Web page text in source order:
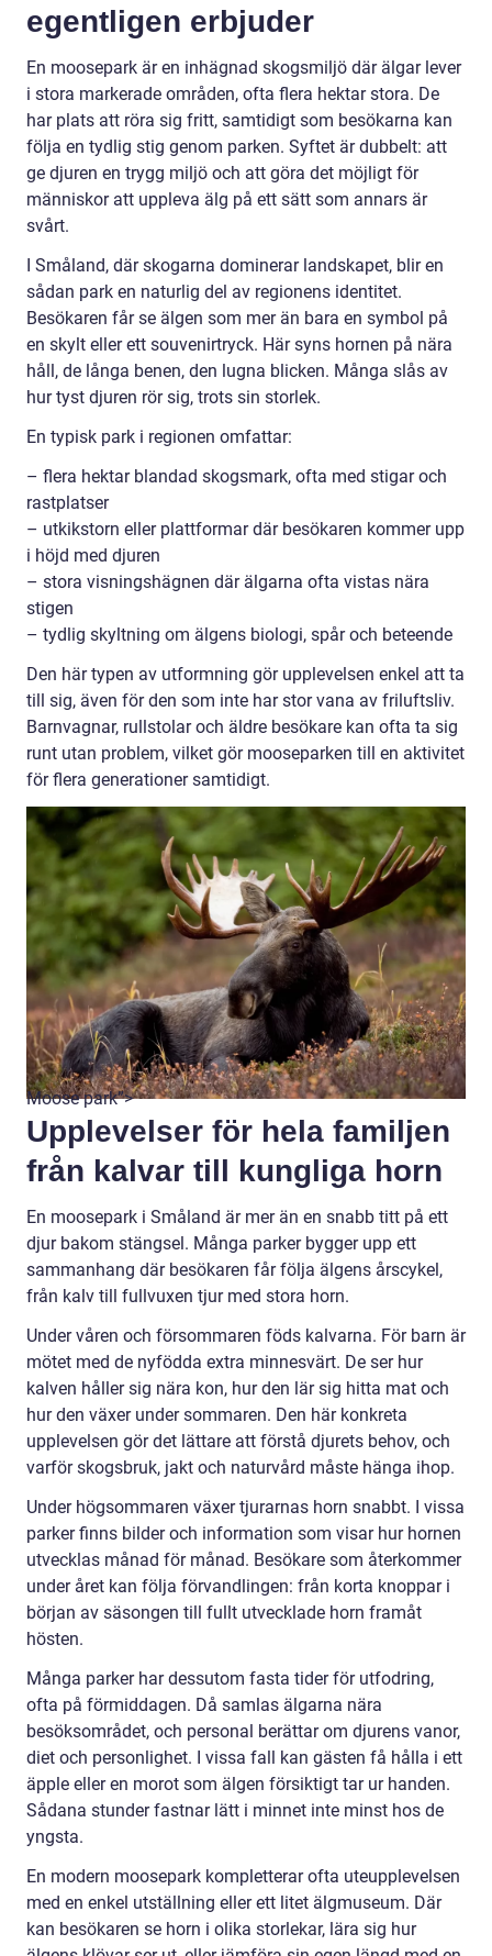
egentligen erbjuder
En moosepark är en inhägnad skogsmiljö där älgar lever
i stora markerade områden, ofta flera hektar stora. De
har plats att röra sig fritt, samtidigt som besökarna kan
följa en tydlig stig genom parken. Syftet är dubbelt: att
ge djuren en trygg miljö och att göra det möjligt för
människor att uppleva älg på ett sätt som annars är
svårt.
I Småland, där skogarna dominerar landskapet, blir en
sådan park en naturlig del av regionens identitet.
Besökaren får se älgen som mer än bara en symbol på
en skylt eller ett souvenirtryck. Här syns hornen på nära
håll, de långa benen, den lugna blicken. Många slås av
hur tyst djuren rör sig, trots sin storlek.
En typisk park i regionen omfattar:
– flera hektar blandad skogsmark, ofta med stigar och
rastplatser
– utkikstorn eller plattformar där besökaren kommer upp
i höjd med djuren
– stora visningshägnen där älgarna ofta vistas nära
stigen
– tydlig skyltning om älgens biologi, spår och beteende
Den här typen av utformning gör upplevelsen enkel att ta
till sig, även för den som inte har stor vana av friluftsliv.
Barnvagnar, rullstolar och äldre besökare kan ofta ta sig
runt utan problem, vilket gör mooseparken till en aktivitet
för flera generationer samtidigt.
Moose park”>
Upplevelser för hela familjen
från kalvar till kungliga horn
En moosepark i Småland är mer än en snabb titt på ett
djur bakom stängsel. Många parker bygger upp ett
sammanhang där besökaren får följa älgens årscykel,
från kalv till fullvuxen tjur med stora horn.
Under våren och försommaren föds kalvarna. För barn är
mötet med de nyfödda extra minnesvärt. De ser hur
kalven håller sig nära kon, hur den lär sig hitta mat och
hur den växer under sommaren. Den här konkreta
upplevelsen gör det lättare att förstå djurets behov, och
varför skogsbruk, jakt och naturvård måste hänga ihop.
Under högsommaren växer tjurarnas horn snabbt. I vissa
parker finns bilder och information som visar hur hornen
utvecklas månad för månad. Besökare som återkommer
under året kan följa förvandlingen: från korta knoppar i
början av säsongen till fullt utvecklade horn framåt
hösten.
Många parker har dessutom fasta tider för utfodring,
ofta på förmiddagen. Då samlas älgarna nära
besöksområdet, och personal berättar om djurens vanor,
diet och personlighet. I vissa fall kan gästen få hålla i ett
äpple eller en morot som älgen försiktigt tar ur handen.
Sådana stunder fastnar lätt i minnet inte minst hos de
yngsta.
En modern moosepark kompletterar ofta uteupplevelsen
med en enkel utställning eller ett litet älgmuseum. Där
kan besökaren se horn i olika storlekar, lära sig hur